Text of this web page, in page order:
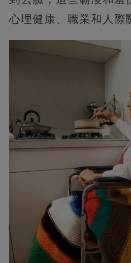
心理健康、職業和人際